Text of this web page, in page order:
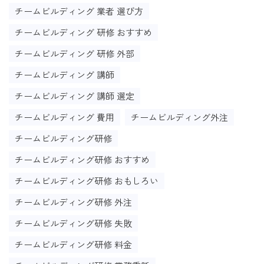
チームビルディング 業者 選び方
チームビルディング 研修 おすすめ
チームビルディング 研修 外部
チームビルディング 講師
チームビルディング 講師 選定
チームビルディング 費用
チームビルディング外注
チームビルディング研修
チームビルディング研修 おすすめ
チームビルディング研修 おもしろい
チームビルディング研修 外注
チームビルディング研修 失敗
チームビルディング研修 料金